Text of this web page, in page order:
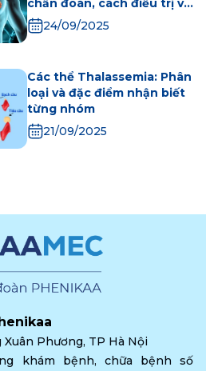
chẩn đoán, cách điều trị và
phòng bệnh
24/09/2025
Các thể Thalassemia: Phân
loại và đặc điểm nhận biết
từng nhóm
21/09/2025
Phương, TP Hà Nội
khám bệnh, chữa bệnh số